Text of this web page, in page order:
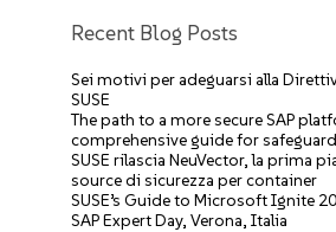
Recent Blog Posts
Sei motivi per adeguarsi alla
SUSE
The path to a more secure SAP
comprehensive guide for
SUSE rilascia NeuVector, la prima
source di sicurezza per container
SUSE’s Guide to Microsoft Ignite
SAP Expert Day, Verona, Italia